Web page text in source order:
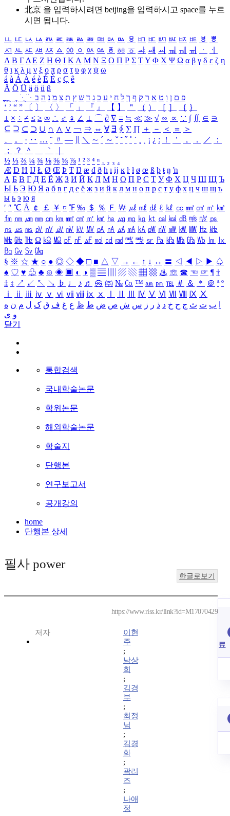
北京 을 입력하시려면 beijing을 입력하시고 space를 누르
시면 됩니다.
ㅥ ㅦ ㅧ ㅨ ㅩ ㅪ ㅫ ㅬ ㅭ ㅮ ㅯ ㅰ ㅱ ㅲ ㅳ ㅴ ㅵ ㅶ ㅷ ㅸ
ㅹ
ㅺ ㅻ ㅼ ㅽ ㅾ ㅿ ㆀ ㆁ ㆂ ㆃ ㆄ ㆅ ㆆ ㆇ ㆈ ㆉ ㆊ ㆋ ㆌ ㆍ
ㆎ
Α Β ΓΔ Ε Ζ Η Θ Ι ΚΛ Μ Ν Ξ Ο Π Ρ Σ ΤΥ Φ Χ Ψ Ω α β γ δ ε ζ η
θ ι κ λ μ ν ξ ο π ρ σ τ υ φ χ ψ ω
á à Á À é è É È ç Ç ê
Ä Ö Ü ä ö ü ß
ִֶֹ ֻּ ׁׂ פ ם ן ו ט א ר ק ף ך ל ח י ע כ ג ד ש ץ ת צ מ נ ה ב
‘ ’ “ ” 〔 〕 〈 〉 「 」 『 』 【 】 ＂ （ ） ［ ］ ｛ ｝
± × ÷ ≠ ≤ ≥ ∞ ∴ ♂ ♀ ∠ ⊥ ⌒ ∂ ∇ ≡ ≒ ≪ ≫ √ ∽ ∝ ∵ ∫ ∬ ∈ ∋
⊆ ⊇ ⊂ ⊃ ∪ ∩ ∧ ∨ ￢ ⇒ ⇔ ∀ ∃ ∮ ∑ ∏ ＋ － ＜ ＝
＞
、
。 · ‥ … ¨ 〃 ― ＼ ∼ ´ ～ ˇ ˘ ˝ ˚ ˙ ¸ ¡ ¿ ː ！ ＇ ， ． ／
：
；
？ ＾ ｀
½ ⅓ ⅔ ¼ ¾ ⅛ ⅜ ⅝ ⅞ ¹ ² ³ ⁴ ⁿ ₁ ₂ ₃ ₄
Æ Ð Ħ Ĳ Ł Ø Œ Þ Ŧ Ŋ æ đ ð ħ ı ĳ ĸ ŀ ł ø œ ß þ ŧ ŋ ŉ
А Б В Г Д Е Ё Ж З И Й К Л М Н О П Р С Т У Ф Х Ц Ч Ш Щ Ъ
Ы Ь Э Ю Я а б в г д е ё ж з и й к л м н о п р с т у ф х ц ч ш щ ъ
ы ь э ю я
′ ″ ℃ Å ￠ ￡ ￥ ¤ ℉ ‰ ＄ ％ Ｆ ￦ ㎕ ㎖ ㎗ ℓ ㎘ ㏄ ㎣ ㎤ ㎥ ㎦
㎙ ㎚ ㎛ ㎜ ㎝ ㎞ ㎟ ㎠ ㎡ ㎢ ㏊ ㎍ ㎎ ㎏ ㏏ ㎈ ㎉ ㏈ ㎧ ㎨ ㎰
㎱ ㎲ ㎳ ㎴ ㎵ ㎶ ㎷ ㎸ ㎹ ㎀ ㎁ ㎂ ㎃ ㎄ ㎺ ㎻ ㎽ ㎾ ㎿ ㎐ ㎑
㎒ ㎓ ㎔ Ω ㏀ ㏁ ㎊ ㎋ ㎌ ㏖ ㏅ ㎭ ㎮ ㎯ ㏛ ㎩ ㎪ ㎫ ㎬ ㏝ ㏐
㏓
㏃ ㏉ ㏜ ㏆
§ ※ ☆ ★ ○ ● ◎ ◇ ◆ □ ■ △ ▽ → ← ↑ ↓ ↔ 〓 ◁ ◀ ▷ ▶ ♤
♠ ♡ ♥ ♧ ♣ ⊙ ◈ ▣ ◐ ◑ ▒ ▤ ▨ ▧ ▦ ▩ ♨ ☏ ☎ ☜ ☞ ¶ †
‡ ↕ ↗ ↙ ↖ ↘ ♭ ♩ ♪ ♬ ㉿ ㈜ № ㏇ ™ ㏂ ㏘ ℡ ＃ ＆ ＊ ＠ ª º
ⅰ
ⅱ ⅲ ⅳ ⅴ ⅵ ⅶ ⅷ ⅸ ⅹ Ⅳ Ⅴ Ⅵ Ⅶ Ⅷ Ⅸ Ⅹ
ب ت ث ج ح خ د ذ ر ز س ش ص ض ط ظ ع غ ف ق ک ل م ن ه
و ی
닫기
통합검색
국내학술논문
학위논문
해외학술논문
학술지
단행본
연구보고서
공개강의
home
단행본 상세
필사 power
한글로보기
https://www.riss.kr/link?id=M17070429
저자
이현
주
;
남상
희
;
김경
부
;
최정
님
;
김경
화
;
곽리
즈
;
나애
정
료